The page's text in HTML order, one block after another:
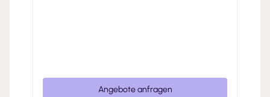
Angebote anfragen